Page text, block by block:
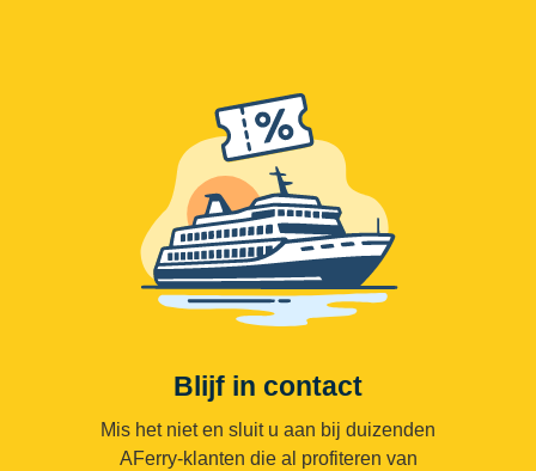
Blijf in contact
Mis het niet en sluit u aan bij duizenden
AFerry-klanten die al profiteren van